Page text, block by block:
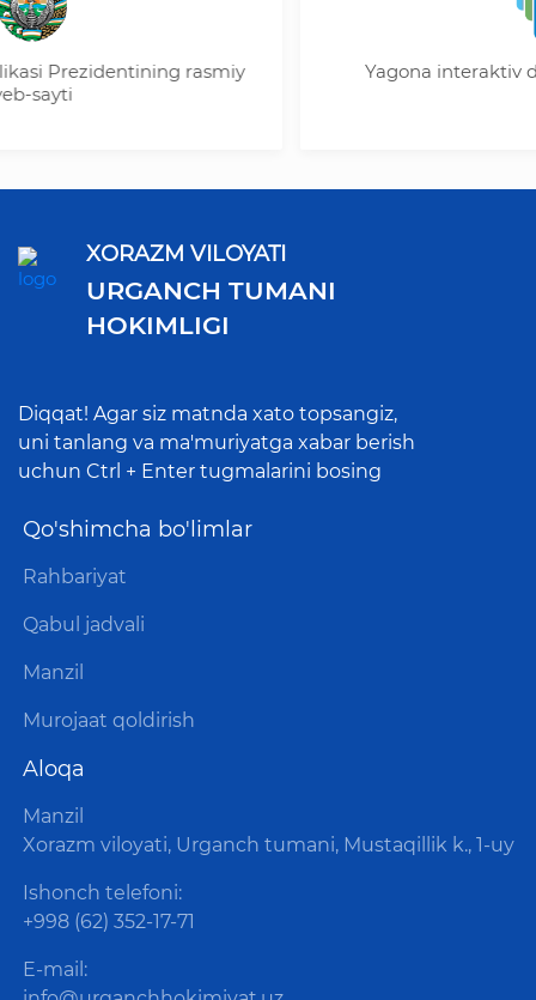
rasmiy
Yagona interaktiv
XORAZM VILOYATI
URGANCH TUMANI
HOKIMLIGI
Diqqat! Agar siz matnda xato topsangiz,
uni tanlang va ma'muriyatga xabar berish
uchun Ctrl + Enter tugmalarini bosing
Qo'shimcha bo'limlar
Rahbariyat
Qabul jadvali
Manzil
Murojaat qoldirish
Aloqa
Manzil
Xorazm viloyati, Urganch tumani, Mustaqillik k., 1-uy
Ishonch telefoni:
+998 (62) 352-17-71
E-mail: